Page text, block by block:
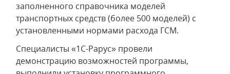
заполненного справочника моделей
транспортных средств (более 500 моделей) с
установленными нормами расхода ГСМ.
Специалисты «1С-Рарус» провели
демонстрацию возможностей программы,